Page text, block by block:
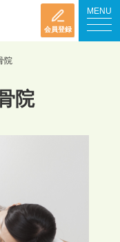
会員登録
MENU
院
院